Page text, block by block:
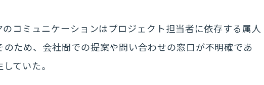
コミュニケーションはプロジェクト担当者に依存する属人
ため、会社間での提案や問い合わせの窓口が不明確であ
ていた。